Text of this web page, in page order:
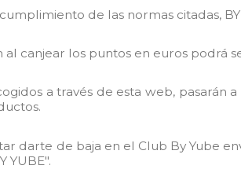
de las normas citadas,
al canjear los puntos en euros podrá
a través de esta web,
darte de baja en el Club By Yube
YUBE".